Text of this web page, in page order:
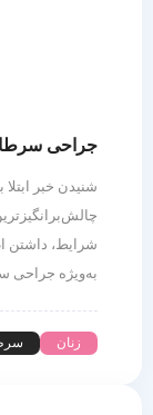
جراحی
شنیدن خبر
شرایط، داشتن
به‌ویژه جراحی
زنان